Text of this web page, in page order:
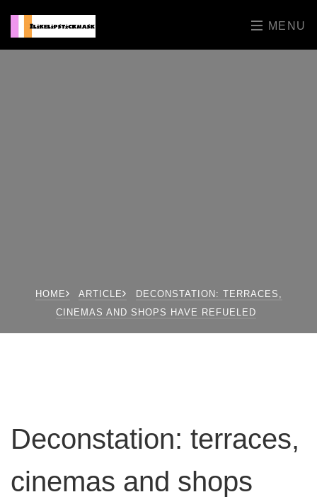
MENU
HOME ARTICLE
DECONSTATION: TERRACES,
CINEMAS AND SHOPS HAVE REFUELED
Deconstation: terraces,
cinemas and shops